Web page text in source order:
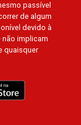
passível
de algum
devido à
implicam
quaisquer